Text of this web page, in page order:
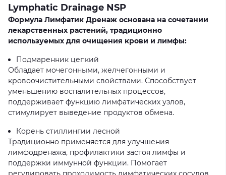
Lymphatic Drainage NSP
Формула Лимфатик Дренаж основана на сочетании
лекарственных растений, традиционно
используемых для очищения крови и лимфы:
Подмаренник цепкий
Обладает мочегонными, желчегонными и
кровоочистительными свойствами. Способствует
уменьшению воспалительных процессов,
поддерживает функцию лимфатических узлов,
стимулирует выведение продуктов обмена.
Корень стиллингии лесной
Традиционно применяется для улучшения
лимфодренажа, профилактики застоя лимфы и
поддержки иммунной функции. Помогает